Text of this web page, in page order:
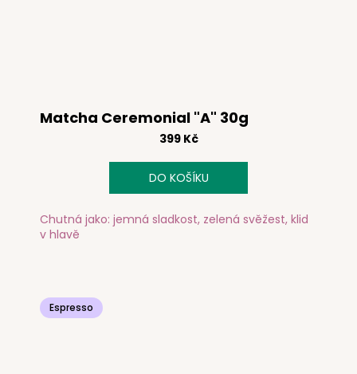
Matcha Ceremonial "A" 30g
399 Kč
DO KOŠÍKU
Chutná jako: jemná sladkost, zelená svěžest, klid
v hlavě
Espresso